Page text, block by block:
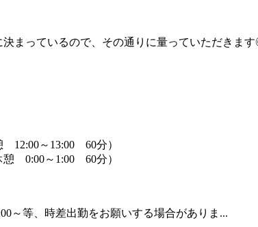
決まっているので、その通りに量っていただきま
12:00～13:00 60分）
憩 0:00～1:00 60分）
～等、時差出勤をお願いする場合がありま...